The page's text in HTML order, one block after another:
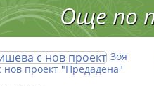
Още по
Зоя
проект "Предадена"